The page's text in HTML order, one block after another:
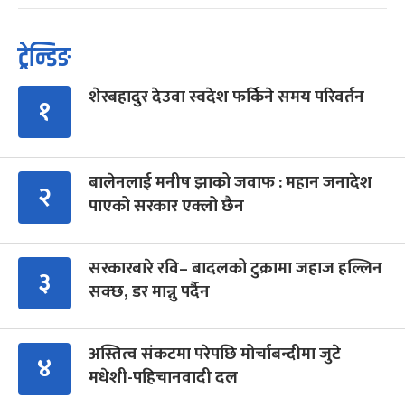
ट्रेन्डिङ
१ शेरबहादुर देउवा स्वदेश फर्किने समय परिवर्तन
२
बालेनलाई मनीष झाको जवाफ : महान जनादेश
पाएको सरकार एक्लो छैन
३
सरकारबारे रवि– बादलको टुक्रामा जहाज हल्लिन
सक्छ, डर मान्नु पर्दैन
४
अस्तित्व संकटमा परेपछि मोर्चाबन्दीमा जुटे
मधेशी-पहिचानवादी दल